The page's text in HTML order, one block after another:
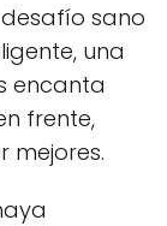
desafío sano
una
encanta
frente,
mejores.